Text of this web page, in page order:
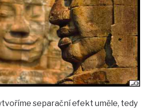
separační efekt uměle, tedy